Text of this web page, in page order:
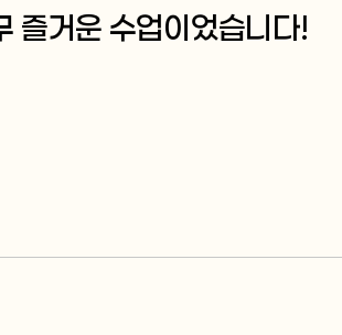
거운 수업이었습니다!